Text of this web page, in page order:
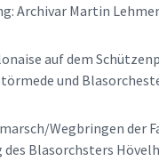
Archivar Martin
auf dem
und
Wegbringen der
Blasorchsters